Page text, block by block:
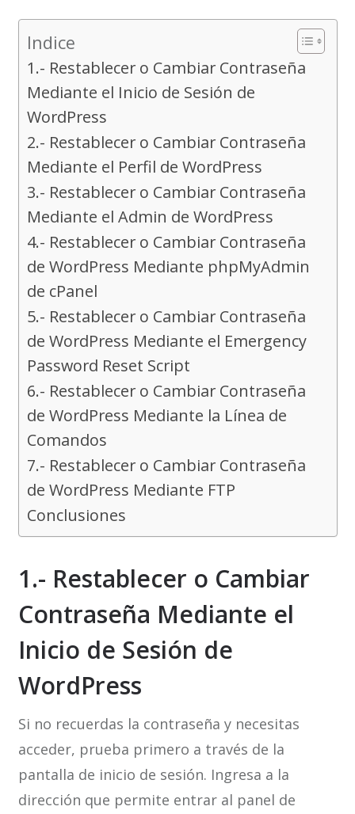
Indice
1.- Restablecer o Cambiar Contraseña
Mediante el Inicio de Sesión de
WordPress
2.- Restablecer o Cambiar Contraseña
Mediante el Perfil de WordPress
3.- Restablecer o Cambiar Contraseña
Mediante el Admin de WordPress
4.- Restablecer o Cambiar Contraseña
de WordPress Mediante phpMyAdmin
de cPanel
5.- Restablecer o Cambiar Contraseña
de WordPress Mediante el Emergency
Password Reset Script
6.- Restablecer o Cambiar Contraseña
de WordPress Mediante la Línea de
Comandos
7.- Restablecer o Cambiar Contraseña
de WordPress Mediante FTP
Conclusiones
1.- Restablecer o Cambiar
Contraseña Mediante el
Inicio de Sesión de
WordPress
Si no recuerdas la contraseña y necesitas
acceder, prueba primero a través de la
pantalla de inicio de sesión. Ingresa a la
dirección que permite entrar al panel de